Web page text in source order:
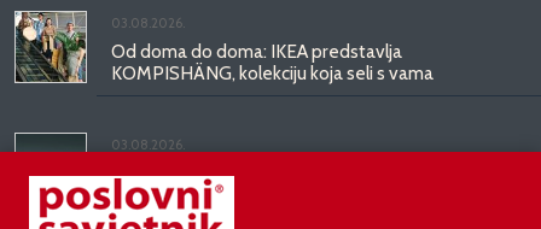
03.08.2026.
Od doma do doma: IKEA predstavlja
KOMPISHÄNG, kolekciju koja seli s vama
03.08.2026.
Kineski BYD predstavio luksuznu limuzinu veću od
Mercedesove S-klase, obećava domet do 1.000
kilometara